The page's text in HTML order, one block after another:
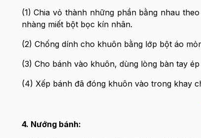
(1) Chia vỏ thành những phần bằng nhau
nhàng miết bột bọc kín nhân.
(2) Chống dính cho khuôn bằng lớp bột áo
(3) Cho bánh vào khuôn, dùng lòng bàn tay
(4) Xếp bánh đã đóng khuôn vào trong khay
4. Nướng bánh: